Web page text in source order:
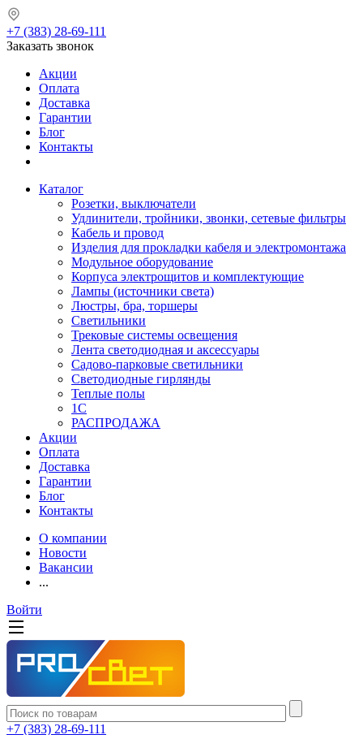
+7 (383) 28-69-111
Заказать звонок
Акции
Оплата
Доставка
Гарантии
Блог
Контакты
Каталог
Розетки, выключатели
Удлинители, тройники, звонки, сетевые фильтры
Кабель и провод
Изделия для прокладки кабеля и электромонтажа
Модульное оборудование
Корпуса электрощитов и комплектующие
Лампы (источники света)
Люстры, бра, торшеры
Светильники
Трековые системы освещения
Лента светодиодная и аксессуары
Садово-парковые светильники
Светодиодные гирлянды
Теплые полы
1С
РАСПРОДАЖА
Акции
Оплата
Доставка
Гарантии
Блог
Контакты
О компании
Новости
Вакансии
...
Войти
+7 (383) 28-69-111